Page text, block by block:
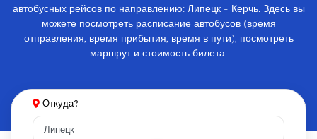
автобусных рейсов по направлению: Липецк - Керчь. Здесь вы
можете посмотреть расписание автобусов (время
отправления, время прибытия, время в пути), посмотреть
маршрут и стоимость билета.
Откуда?